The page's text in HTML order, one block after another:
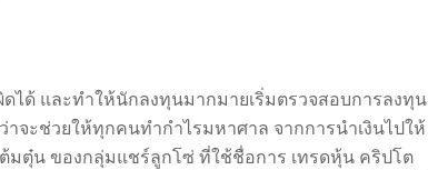
ได้ และทำให้นักลงทุนมากมายเริ่มตรวจสอบการลงทุน
จะช่วยให้ทุกคนทำกำไรมหาศาล จากการนำเงินไปให้
มตุ๋น ของกลุ่มแชร์ลูกโซ่ ที่ใช้ชื่อการ เทรดหุ้น คริปโต